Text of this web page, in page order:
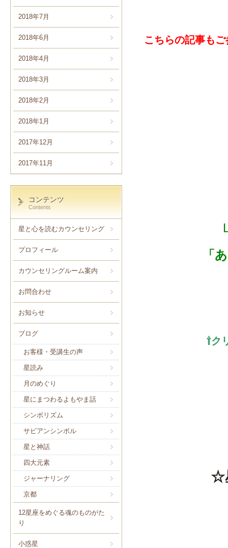
2018年7月
2018年6月
2018年4月
2018年3月
2018年2月
2018年1月
2017年12月
2017年11月
コンテンツ
Contents
星と心を読むカウンセリング
プロフィール
カウンセリングルーム案内
お問合わせ
お知らせ
ブログ
お客様・受講生の声
星読み
月のめぐり
星にまつわるよもやま話
シンボリズム
サビアンシンボル
星と神話
四大元素
ジャーナリング
京都
12星座をめぐる魂のものがた
り
小惑星
こちらの記事も
「
⇧ク
☆